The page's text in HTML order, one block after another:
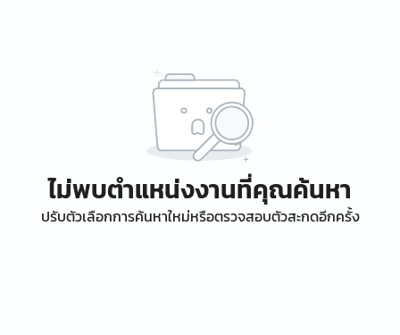
ไม่พบตำแหน่งงานที่คุณค้นหา
ปรับตัวเลือกการค้นหาใหม่หรือตรวจสอบตัวสะกดอีกครั้ง